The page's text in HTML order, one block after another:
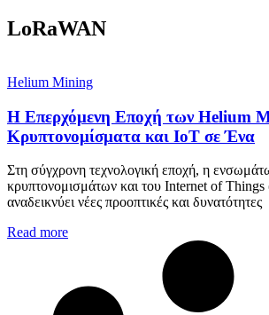
LoRaWAN
Helium Mining
Η Επερχόμενη Εποχή των Helium
Κρυπτονομίσματα και IoT σε Ένα
Στη σύγχρονη τεχνολογική εποχή, η
κρυπτονομισμάτων και του Internet of Things
αναδεικνύει νέες προοπτικές και δυνατότητες
Read more